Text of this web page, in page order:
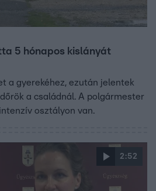
5 hónapos kislányát
a gyerekéhez, ezután jelentek
a családnál. A polgármester
osztályon van.
2:52